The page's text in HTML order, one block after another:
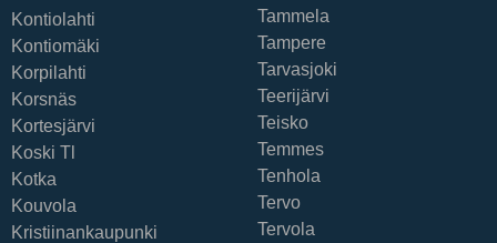
Kontiolahti
Kontiomäki
Korpilahti
Korsnäs
Kortesjärvi
Koski Tl
Kotka
Kouvola
Kristiinankaupunki
Tammela
Tampere
Tarvasjoki
Teerijärvi
Teisko
Temmes
Tenhola
Tervo
Tervola